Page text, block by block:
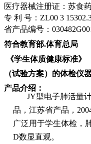
医疗器械注册证：苏食
专 利 号： ZL00 3
省产品编号：
符合教育部.体育总局
《学生体质健康标准》
（试验方案）的体检仪
产品介绍：
JY型电子肺活量
品，江苏省产品，
广泛用于学生体检，
D数显直观。